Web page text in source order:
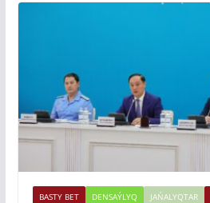
BASTY BET DENSAÝLYQ JAŃALYQTAR